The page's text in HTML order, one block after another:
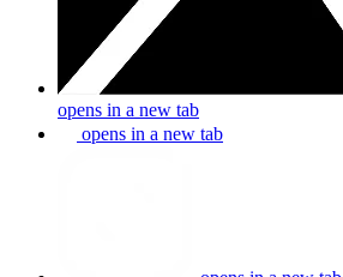
opens in a new tab
opens in a new tab